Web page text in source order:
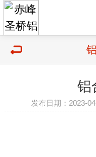
铝
发布日期：2023-